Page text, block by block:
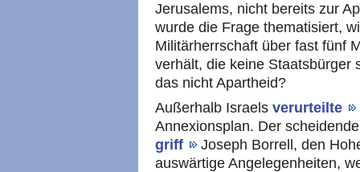
Jerusalems, nicht bereits zur
wurde die Frage thematisiert,
Militärherrschaft über fast fünf
verhält, die keine Staatsbürger
das nicht Apartheid?
Außerhalb Israels verurteilte
Annexionsplan. Der
griff
Joseph Borrell, den
auswärtige Angelegenheiten,